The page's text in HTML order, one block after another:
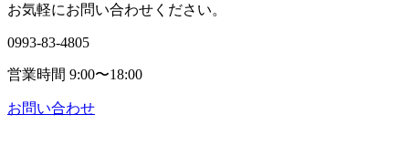
お気軽にお問い合わせください。
0993-83-4805
営業時間 9:00〜18:00
お問い合わせ